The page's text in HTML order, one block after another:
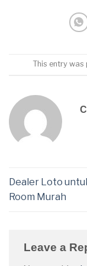
This entry was
Dealer Loto
Room Murah
Leave a